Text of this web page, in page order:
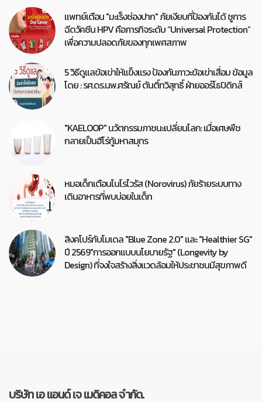
แพทย์เตือน "มะเร็งช่องปาก" ภัยเงียบที่ป้องกันได้ ชูการ
ฉีดวัคซีน HPV คือภารกิจระดับ “Universal Protection”
เพื่อความปลอดภัยของทุกเพศสภาพ
5 วิธีดูแลข้อเข่าให้แข็งแรง ป้องกันภาวะข้อเข่าเสื่อม ข้อมูล
โดย : รศ.ดร.นพ.ศรัณย์ ตันติ์ทวิสุทธิ์ ฝ่ายออร์โธปิดิกส์
"KAELOOP" นวัตกรรมภาชนะเปลี่ยนโลก: เมื่อเศษพืช
กลายเป็นฮีโร่กู้มหาสมุทร
หมอเด็กเตือนโนโรไวรัส (Norovirus) ภัยร้ายระบบทาง
เดินอาหารที่พบบ่อยในเด็ก
สิงคโปร์กับโมเดล "Blue Zone 2.0" และ "Healthier SG"
ปี 2569"การออกแบบนโยบายรัฐ" (Longevity by
Design) ที่จงใจสร้างสิ่งแวดล้อมให้ประชาชนมีสุขภาพดี
บริษัท เอ แอนด์ เจ เมดิคอล จำกัด.